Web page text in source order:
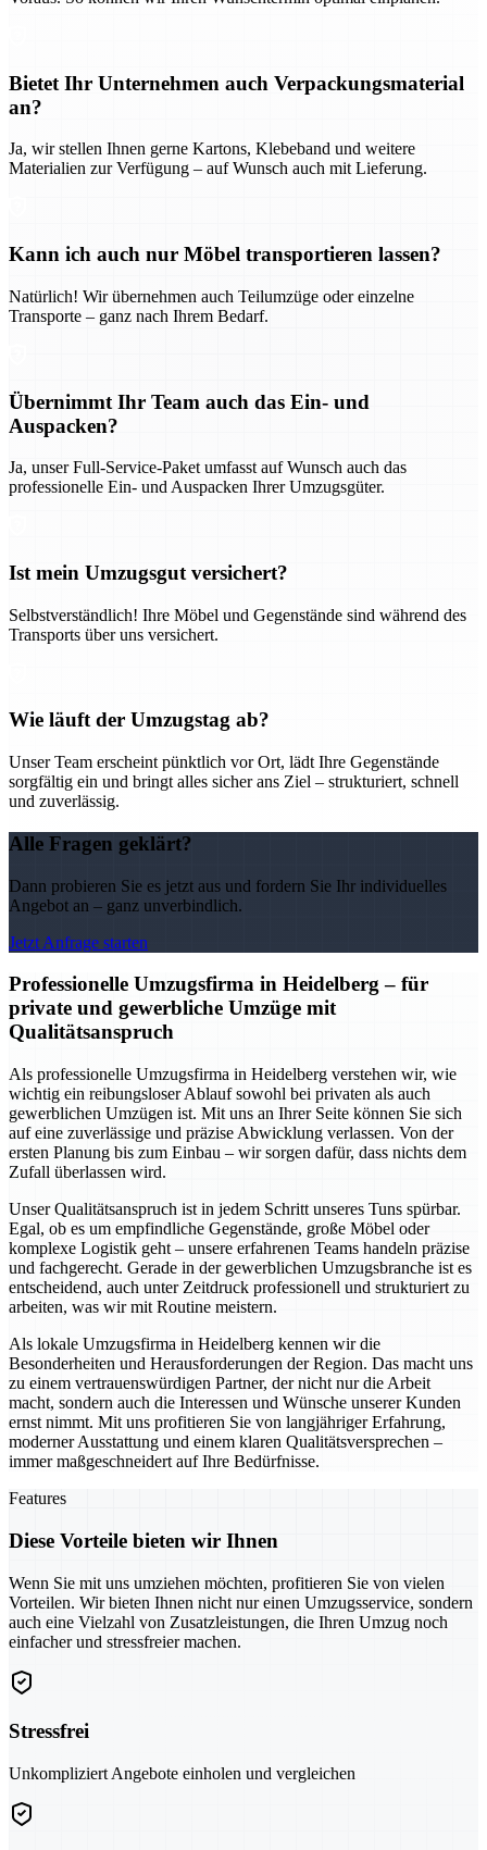
Bietet Ihr Unternehmen auch Verpackungsmaterial
an?
Ja, wir stellen Ihnen gerne Kartons, Klebeband und weitere
Materialien zur Verfügung – auf Wunsch auch mit Lieferung.
Kann ich auch nur Möbel transportieren lassen?
Natürlich! Wir übernehmen auch Teilumzüge oder einzelne
Transporte – ganz nach Ihrem Bedarf.
Übernimmt Ihr Team auch das Ein- und
Auspacken?
Ja, unser Full-Service-Paket umfasst auf Wunsch auch das
professionelle Ein- und Auspacken Ihrer Umzugsgüter.
Ist mein Umzugsgut versichert?
Selbstverständlich! Ihre Möbel und Gegenstände sind während des
Transports über uns versichert.
Wie läuft der Umzugstag ab?
Unser Team erscheint pünktlich vor Ort, lädt Ihre Gegenstände
sorgfältig ein und bringt alles sicher ans Ziel – strukturiert, schnell
und zuverlässig.
Alle Fragen geklärt?
Dann probieren Sie es jetzt aus und fordern Sie Ihr individuelles
Angebot an – ganz unverbindlich.
Jetzt Anfrage starten
Professionelle Umzugsfirma in Heidelberg – für
private und gewerbliche Umzüge mit
Qualitätsanspruch
Als professionelle Umzugsfirma in Heidelberg verstehen wir, wie
wichtig ein reibungsloser Ablauf sowohl bei privaten als auch
gewerblichen Umzügen ist. Mit uns an Ihrer Seite können Sie sich
auf eine zuverlässige und präzise Abwicklung verlassen. Von der
ersten Planung bis zum Einbau – wir sorgen dafür, dass nichts dem
Zufall überlassen wird.
Unser Qualitätsanspruch ist in jedem Schritt unseres Tuns spürbar.
Egal, ob es um empfindliche Gegenstände, große Möbel oder
komplexe Logistik geht – unsere erfahrenen Teams handeln präzise
und fachgerecht. Gerade in der gewerblichen Umzugsbranche ist es
entscheidend, auch unter Zeitdruck professionell und strukturiert zu
arbeiten, was wir mit Routine meistern.
Als lokale Umzugsfirma in Heidelberg kennen wir die
Besonderheiten und Herausforderungen der Region. Das macht uns
zu einem vertrauenswürdigen Partner, der nicht nur die Arbeit
macht, sondern auch die Interessen und Wünsche unserer Kunden
ernst nimmt. Mit uns profitieren Sie von langjähriger Erfahrung,
moderner Ausstattung und einem klaren Qualitätsversprechen –
immer maßgeschneidert auf Ihre Bedürfnisse.
Features
Diese Vorteile bieten wir Ihnen
Wenn Sie mit uns umziehen möchten, profitieren Sie von vielen
Vorteilen. Wir bieten Ihnen nicht nur einen Umzugsservice, sondern
auch eine Vielzahl von Zusatzleistungen, die Ihren Umzug noch
einfacher und stressfreier machen.
Stressfrei
Unkompliziert Angebote einholen und vergleichen